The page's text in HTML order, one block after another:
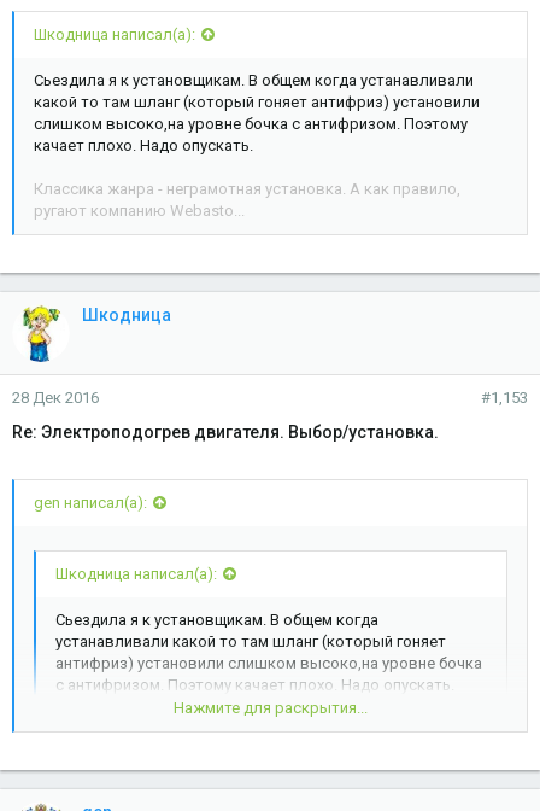
Шкодница написал(а):
Сьездила я к установщикам. В общем когда устанавливали
какой то там шланг (который гоняет антифриз) установили
слишком высоко,на уровне бочка с антифризом. Поэтому
качает плохо. Надо опускать.
Классика жанра - неграмотная установка. А как правило,
ругают компанию Webasto...
Шкодница
28 Дек 2016 #1,153
Re: Электроподогрев двигателя. Выбор/установка.
gen написал(а):
Шкодница написал(а):
Сьездила я к установщикам. В общем когда
устанавливали какой то там шланг (который гоняет
антифриз) установили слишком высоко,на уровне бочка
с антифризом. Поэтому качает плохо. Надо опускать.
Классика жанра - неграмотная установка. А как правило,
Нажмите для раскрытия...